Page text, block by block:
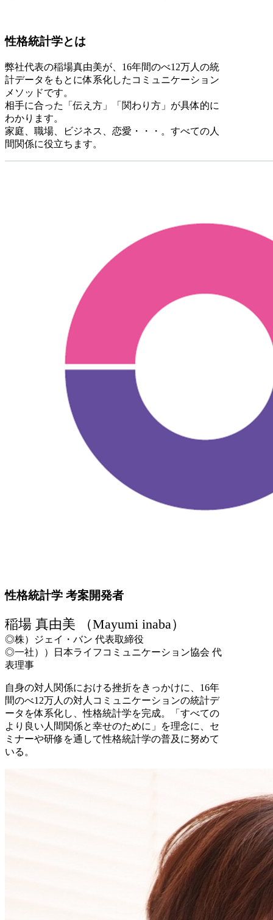
性格統計学とは
弊社代表の稲場真由美が、16年間のべ12万人の統
計データをもとに体系化したコミュニケーション
メソッドです。
相手に合った「伝え方」「関わり方」が具体的に
わかります。
家庭、職場、ビジネス、恋愛・・・。すべての人
間関係に役立ちます。
性格統計学 考案開発者
稲場 真由美 （Mayumi inaba）
◎株）ジェイ・バン 代表取締役
◎一社））日本ライフコミュニケーション協会 代
表理事
自身の対人関係における挫折をきっかけに、16年
間のべ12万人の対人コミュニケーションの統計デ
ータを体系化し、性格統計学を完成。「すべての
より良い人間関係と幸せのために」を理念に、セ
ミナーや研修を通して性格統計学の普及に努めて
いる。